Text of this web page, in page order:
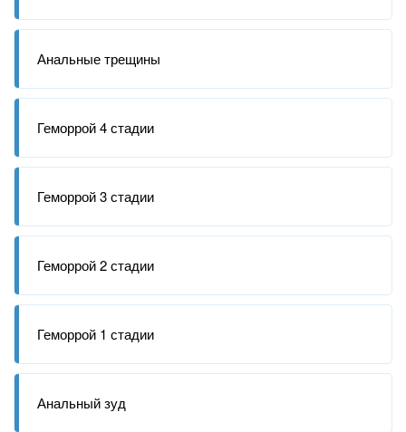
Анальные трещины
Геморрой 4 стадии
Геморрой 3 стадии
Геморрой 2 стадии
Геморрой 1 стадии
Анальный зуд